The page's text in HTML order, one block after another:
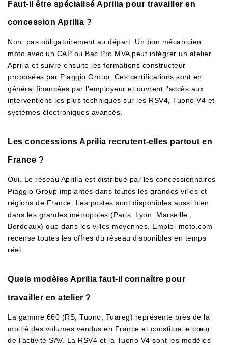
Faut-il être spécialisé Aprilia pour travailler en
concession Aprilia ?
Non, pas obligatoirement au départ. Un bon mécanicien
moto avec un CAP ou Bac Pro MVA peut intégrer un atelier
Aprilia et suivre ensuite les formations constructeur
proposées par Piaggio Group. Ces certifications sont en
général financées par l’employeur et ouvrent l’accès aux
interventions les plus techniques sur les RSV4, Tuono V4 et
systèmes électroniques avancés.
Les concessions Aprilia recrutent-elles partout en
France ?
Oui. Le réseau Aprilia est distribué par les concessionnaires
Piaggio Group implantés dans toutes les grandes villes et
régions de France. Les postes sont disponibles aussi bien
dans les grandes métropoles (Paris, Lyon, Marseille,
Bordeaux) que dans les villes moyennes. Emploi-moto.com
recense toutes les offres du réseau disponibles en temps
réel.
Quels modèles Aprilia faut-il connaître pour
travailler en atelier ?
La gamme 660 (RS, Tuono, Tuareg) représente près de la
moitié des volumes vendus en France et constitue le cœur
de l’activité SAV. La RSV4 et la Tuono V4 sont les modèles